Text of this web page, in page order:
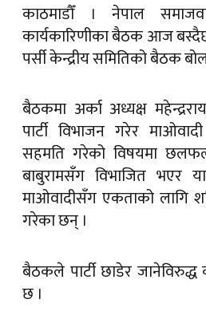
काठमाडौँ । नेपाल
कार्यकारिणीका बैठक आज
पर्सी केन्द्रीय समितिको बैठक
बैठकमा अर्का अध्यक्ष
पार्टी विभाजन गरेर
सहमति गरेको विषयमा
बाबुरामसँग विभाजित भएर
माओवादीसँग एकताको लागि
गरेका छन् ।
बैठकले पार्टी छाडेर
छ ।